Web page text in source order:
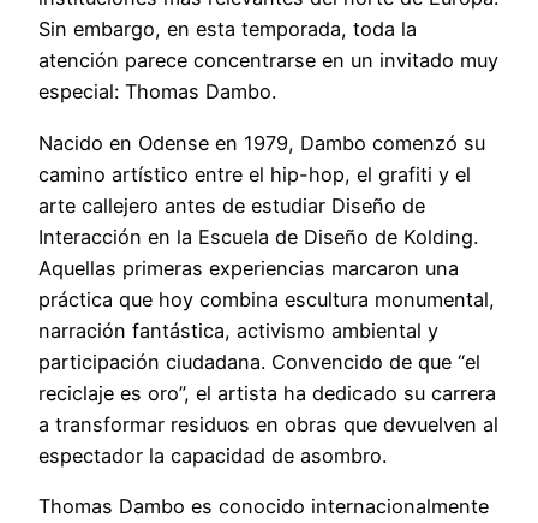
Sin embargo, en esta temporada, toda la
atención parece concentrarse en un invitado muy
especial: Thomas Dambo.
Nacido en Odense en 1979, Dambo comenzó su
camino artístico entre el hip-hop, el grafiti y el
arte callejero antes de estudiar Diseño de
Interacción en la Escuela de Diseño de Kolding.
Aquellas primeras experiencias marcaron una
práctica que hoy combina escultura monumental,
narración fantástica, activismo ambiental y
participación ciudadana. Convencido de que “el
reciclaje es oro”, el artista ha dedicado su carrera
a transformar residuos en obras que devuelven al
espectador la capacidad de asombro.
Thomas Dambo es conocido internacionalmente